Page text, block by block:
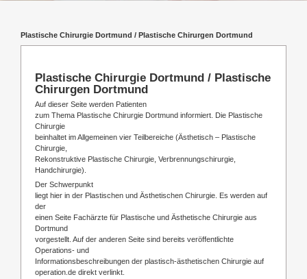
Plastische Chirurgie Dortmund / Plastische Chirurgen Dortmund
Plastische Chirurgie Dortmund / Plastische
Chirurgen Dortmund
Auf dieser Seite werden Patienten
zum Thema Plastische Chirurgie Dortmund informiert. Die Plastische
Chirurgie
beinhaltet im Allgemeinen vier Teilbereiche (Ästhetisch – Plastische
Chirurgie,
Rekonstruktive Plastische Chirurgie, Verbrennungschirurgie,
Handchirurgie).
Der Schwerpunkt
liegt hier in der Plastischen und Ästhetischen Chirurgie. Es werden auf
der
einen Seite Fachärzte für Plastische und Ästhetische Chirurgie aus
Dortmund
vorgestellt. Auf der anderen Seite sind bereits veröffentlichte
Operations- und
Informationsbeschreibungen der plastisch-ästhetischen Chirurgie auf
operation.de direkt verlinkt.